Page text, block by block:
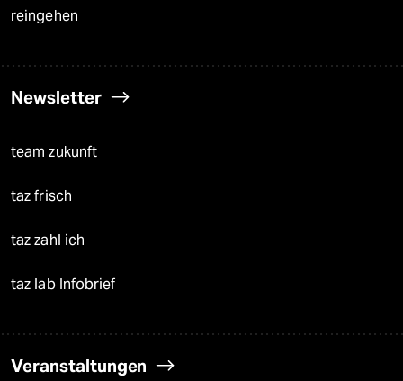
reingehen
Newsletter
team zukunft
taz frisch
taz zahl ich
taz lab Infobrief
Veranstaltungen